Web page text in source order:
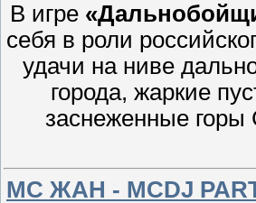
В игре
себя в роли
удачи на ниве
города, жаркие
заснеженные
MC ЖАН - MCDJ